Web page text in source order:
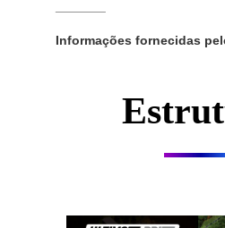
Informações fornecidas